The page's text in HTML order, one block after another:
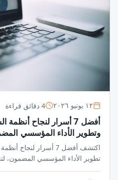
١٢ يونيو ٢٠٢٦ 4 دقائق قراءة
أفضل 7 أسرار لنجاح
وتطوير الأداء المؤسسي
اكتشف أفضل 7 أسرار
تطوير الأداء المؤسسي المضمون،
بثقة وثبات في بيئة العمل